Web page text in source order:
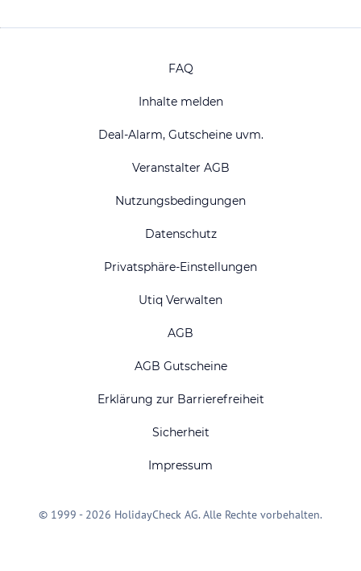
FAQ
Inhalte melden
Deal-Alarm, Gutscheine uvm.
Veranstalter AGB
Nutzungsbedingungen
Datenschutz
Privatsphäre-Einstellungen
Utiq Verwalten
AGB
AGB Gutscheine
Erklärung zur Barrierefreiheit
Sicherheit
Impressum
© 1999 - 2026 HolidayCheck AG. Alle Rechte vorbehalten.